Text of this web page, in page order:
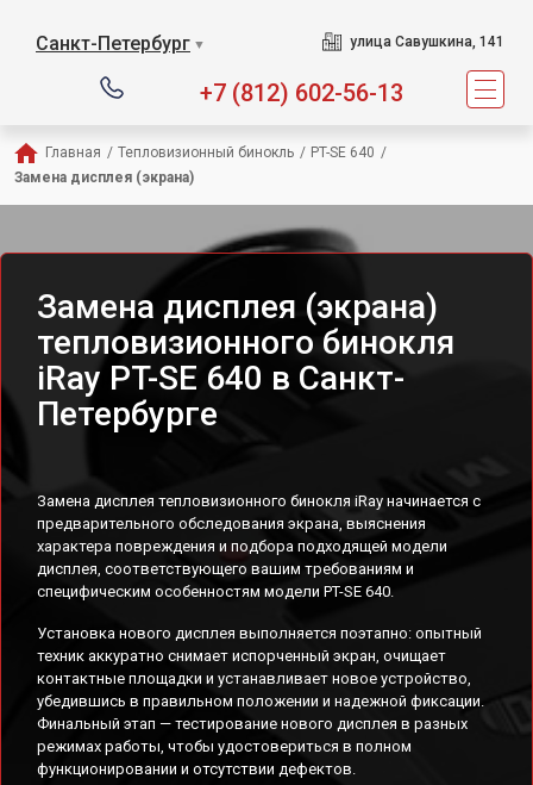
Санкт-Петербург ▼ улица Савушкина, 141
+7 (812) 602-56-13
Главная / Тепловизионный бинокль / PT-SE 640 /
Замена дисплея (экрана)
Замена дисплея (экрана)
тепловизионного бинокля
iRay PT-SE 640 в Санкт-
Петербурге
Замена дисплея тепловизионного бинокля iRay начинается с
предварительного обследования экрана, выяснения
характера повреждения и подбора подходящей модели
дисплея, соответствующего вашим требованиям и
специфическим особенностям модели PT-SE 640.
Установка нового дисплея выполняется поэтапно: опытный
техник аккуратно снимает испорченный экран, очищает
контактные площадки и устанавливает новое устройство,
убедившись в правильном положении и надежной фиксации.
Финальный этап — тестирование нового дисплея в разных
режимах работы, чтобы удостовериться в полном
функционировании и отсутствии дефектов.